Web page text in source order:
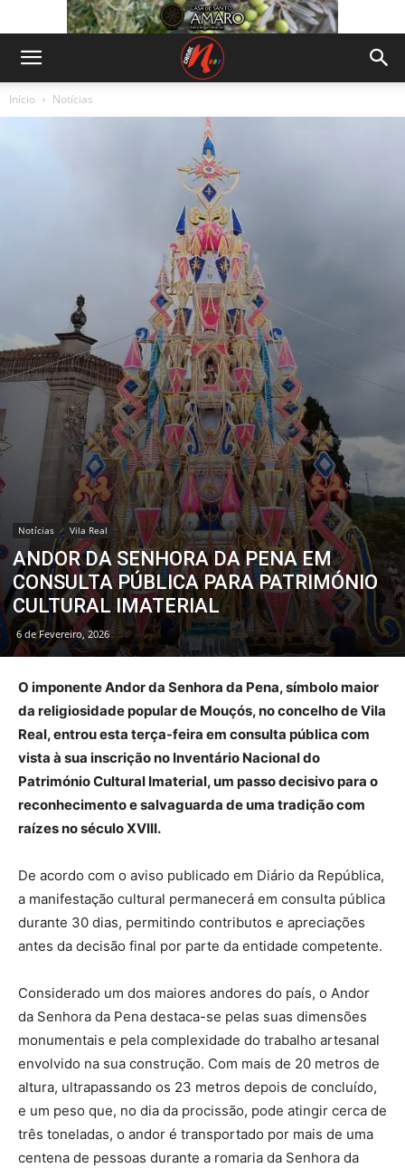
Início Notícias
Notícias Vila Real
ANDOR DA SENHORA DA PENA EM
CONSULTA PÚBLICA PARA PATRIMÓNIO
CULTURAL IMATERIAL
6 de Fevereiro, 2026
O imponente Andor da Senhora da Pena, símbolo maior
da religiosidade popular de Mouçós, no concelho de Vila
Real, entrou esta terça-feira em consulta pública com
vista à sua inscrição no Inventário Nacional do
Património Cultural Imaterial, um passo decisivo para o
reconhecimento e salvaguarda de uma tradição com
raízes no século XVIII.
De acordo com o aviso publicado em Diário da República,
a manifestação cultural permanecerá em consulta pública
durante 30 dias, permitindo contributos e apreciações
antes da decisão final por parte da entidade competente.
Considerado um dos maiores andores do país, o Andor
da Senhora da Pena destaca-se pelas suas dimensões
monumentais e pela complexidade do trabalho artesanal
envolvido na sua construção. Com mais de 20 metros de
altura, ultrapassando os 23 metros depois de concluído,
e um peso que, no dia da procissão, pode atingir cerca de
três toneladas, o andor é transportado por mais de uma
centena de pessoas durante a romaria da Senhora da